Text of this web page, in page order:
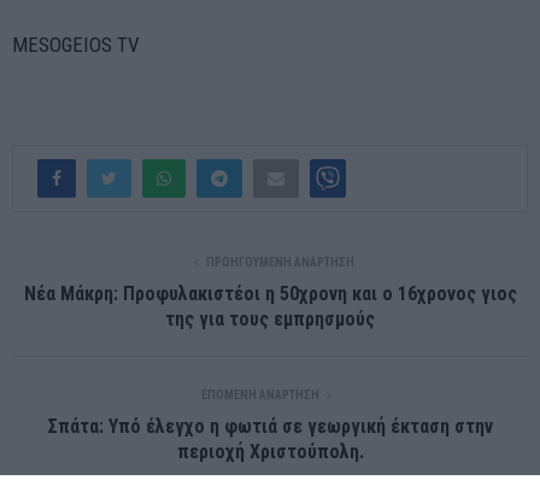
MESOGEIOS TV
ΠΡΟΗΓΟΎΜΕΝΗ ΑΝΆΡΤΗΣΗ
Νέα Μάκρη: Προφυλακιστέοι η 50χρονη και ο 16χρονος γιος
της για τους εμπρησμούς
ΕΠΌΜΕΝΗ ΑΝΆΡΤΗΣΗ
Σπάτα: Υπό έλεγχο η φωτιά σε γεωργική έκταση στην
περιοχή Χριστούπολη.